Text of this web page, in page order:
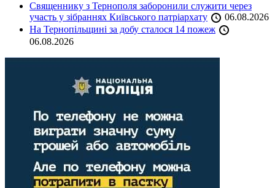
Священнику з Тернополя заборонили служити через
участь у зібраннях Київського патріархату
06.08.2026
На Тернопільщині за добу сталося 14 пожеж
06.08.2026